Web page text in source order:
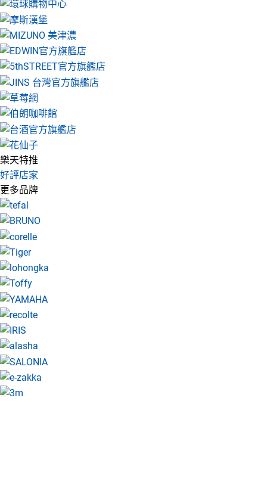
樂天特推
好評店家
更多品牌